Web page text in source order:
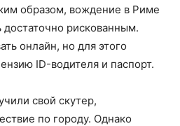
образом, вождение в Риме
рискованным.
онлайн, но для этого
ID-водителя и паспорт.
свой скутер,
по городу. Однако